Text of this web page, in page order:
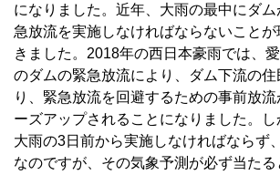
になりました。近年、大雨の最中にダ
急放流を実施しなければならないこと
きました。2018年の西日本豪雨では、
のダムの緊急放流により、ダム下流の
り、緊急放流を回避するための事前放
ーズアップされることになりました。
大雨の3日前から実施しなければならず
なのですが、その気象予測が必ず当た